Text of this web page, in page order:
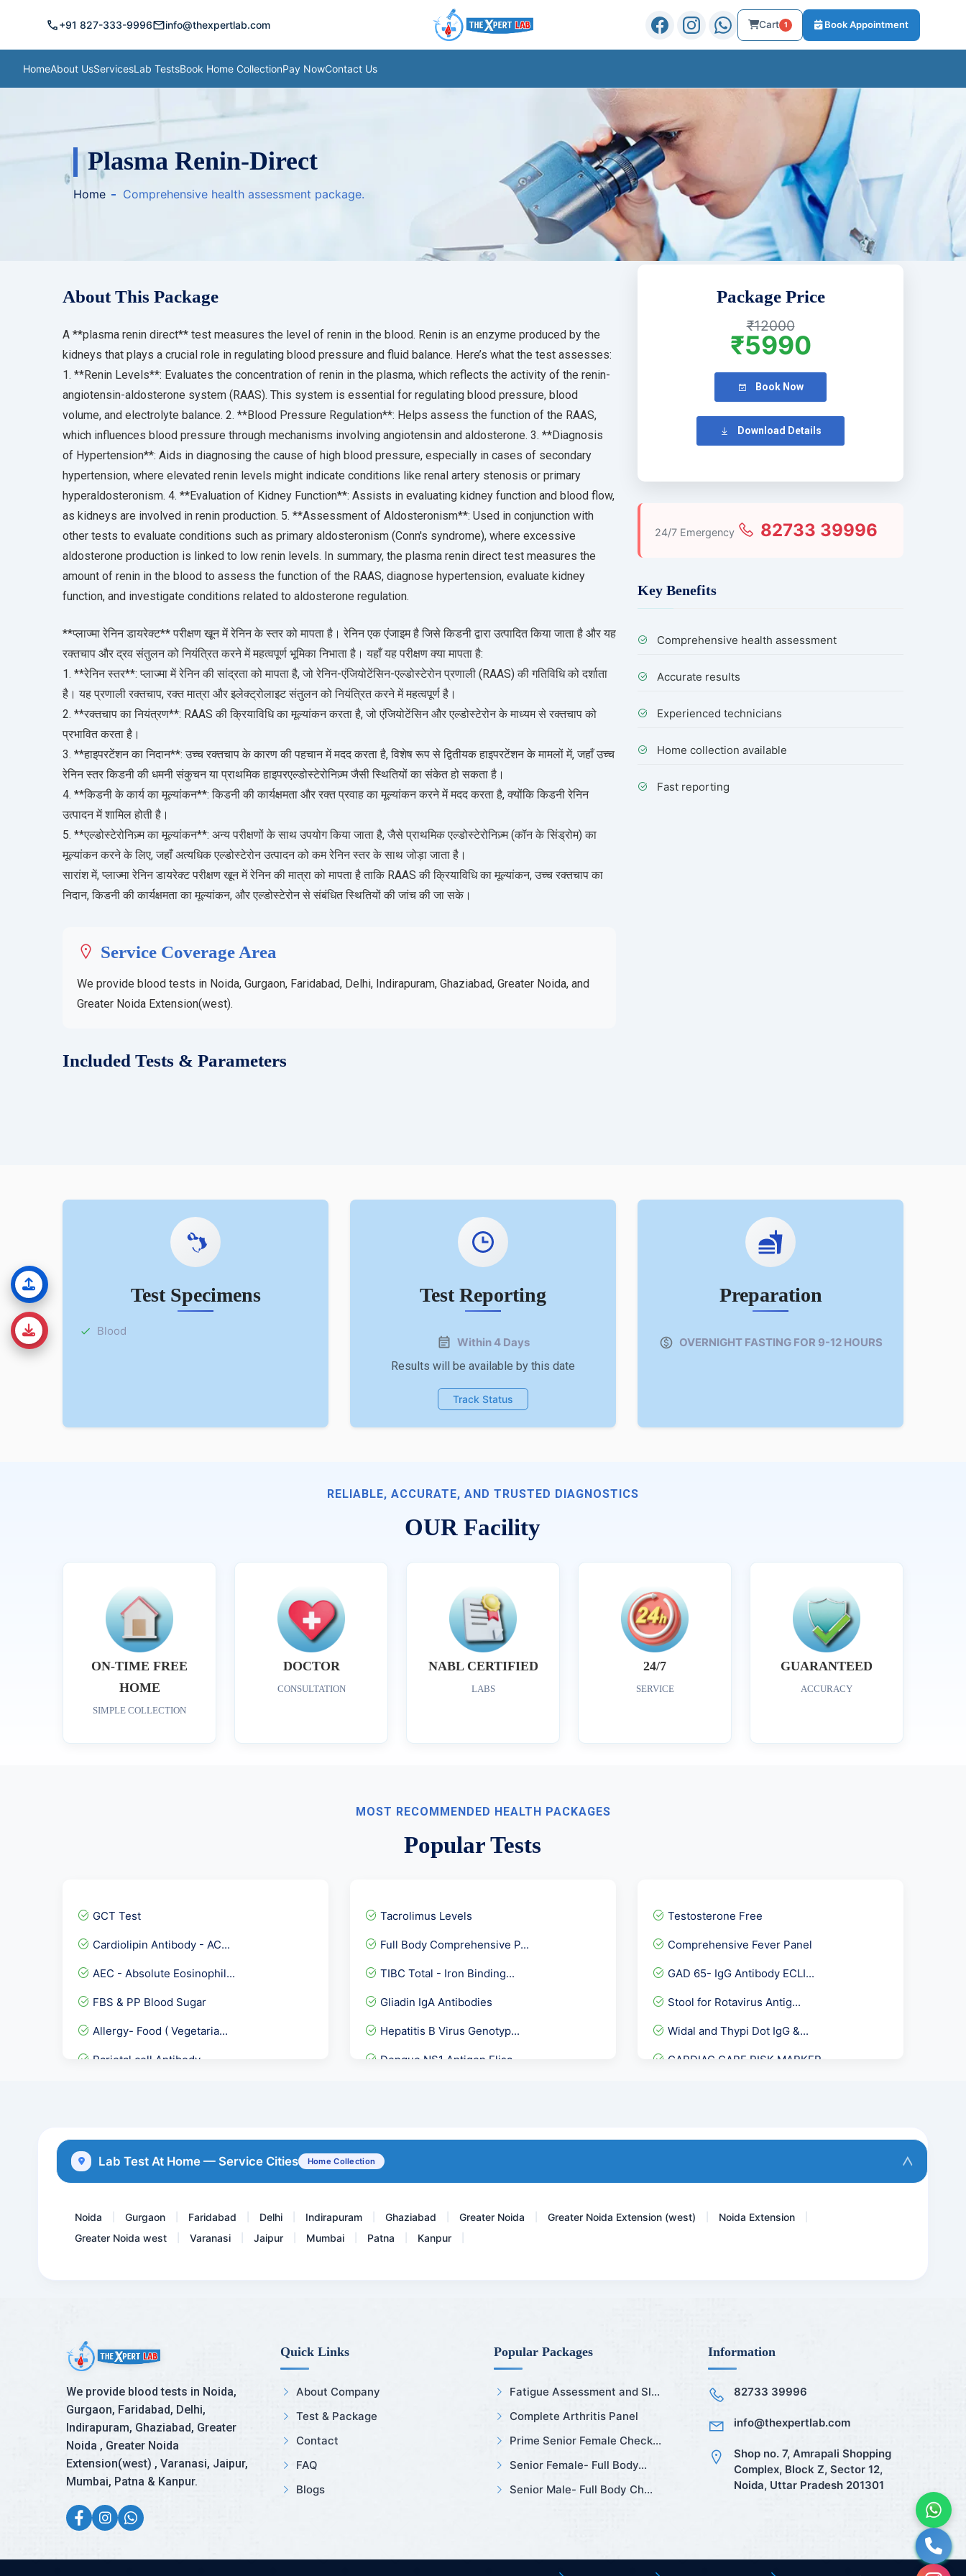
call+91 827-333-9996mailinfo@thexpertlab.com Cart 1 Book Appointment
HomeAbout UsServicesLab TestsBook Home CollectionPay NowContact Us
Plasma Renin-Direct
Home Comprehensive health assessment package.
About This Package
A **plasma renin direct** test measures the level of renin in the blood. Renin is an enzyme produced by the
kidneys that plays a crucial role in regulating blood pressure and fluid balance. Here’s what the test assesses:
1. **Renin Levels**: Evaluates the concentration of renin in the plasma, which reflects the activity of the renin-
angiotensin-aldosterone system (RAAS). This system is essential for regulating blood pressure, blood
volume, and electrolyte balance. 2. **Blood Pressure Regulation**: Helps assess the function of the RAAS,
which influences blood pressure through mechanisms involving angiotensin and aldosterone. 3. **Diagnosis
of Hypertension**: Aids in diagnosing the cause of high blood pressure, especially in cases of secondary
hypertension, where elevated renin levels might indicate conditions like renal artery stenosis or primary
hyperaldosteronism. 4. **Evaluation of Kidney Function**: Assists in evaluating kidney function and blood flow,
as kidneys are involved in renin production. 5. **Assessment of Aldosteronism**: Used in conjunction with
other tests to evaluate conditions such as primary aldosteronism (Conn's syndrome), where excessive
aldosterone production is linked to low renin levels. In summary, the plasma renin direct test measures the
amount of renin in the blood to assess the function of the RAAS, diagnose hypertension, evaluate kidney
function, and investigate conditions related to aldosterone regulation.
**प्लाज्मा रेनिन डायरेक्ट** परीक्षण खून में रेनिन के स्तर को मापता है। रेनिन एक एंजाइम है जिसे किडनी द्वारा उत्पादित किया जाता है और यह
रक्तचाप और द्रव संतुलन को नियंत्रित करने में महत्वपूर्ण भूमिका निभाता है। यहाँ यह परीक्षण क्या मापता है:
1. **रेनिन स्तर**: प्लाज्मा में रेनिन की सांद्रता को मापता है, जो रेनिन-एंजियोटेंसिन-एल्डोस्टेरोन प्रणाली (RAAS) की गतिविधि को दर्शाता
है। यह प्रणाली रक्तचाप, रक्त मात्रा और इलेक्ट्रोलाइट संतुलन को नियंत्रित करने में महत्वपूर्ण है।
2. **रक्तचाप का नियंत्रण**: RAAS की क्रियाविधि का मूल्यांकन करता है, जो एंजियोटेंसिन और एल्डोस्टेरोन के माध्यम से रक्तचाप को
प्रभावित करता है।
3. **हाइपरटेंशन का निदान**: उच्च रक्तचाप के कारण की पहचान में मदद करता है, विशेष रूप से द्वितीयक हाइपरटेंशन के मामलों में, जहाँ उच्च
रेनिन स्तर किडनी की धमनी संकुचन या प्राथमिक हाइपरएल्डोस्टेरोनिज़्म जैसी स्थितियों का संकेत हो सकता है।
4. **किडनी के कार्य का मूल्यांकन**: किडनी की कार्यक्षमता और रक्त प्रवाह का मूल्यांकन करने में मदद करता है, क्योंकि किडनी रेनिन
उत्पादन में शामिल होती है।
5. **एल्डोस्टेरोनिज़्म का मूल्यांकन**: अन्य परीक्षणों के साथ उपयोग किया जाता है, जैसे प्राथमिक एल्डोस्टेरोनिज़्म (कॉन के सिंड्रोम) का
मूल्यांकन करने के लिए, जहाँ अत्यधिक एल्डोस्टेरोन उत्पादन को कम रेनिन स्तर के साथ जोड़ा जाता है।
सारांश में, प्लाज्मा रेनिन डायरेक्ट परीक्षण खून में रेनिन की मात्रा को मापता है ताकि RAAS की क्रियाविधि का मूल्यांकन, उच्च रक्तचाप का
निदान, किडनी की कार्यक्षमता का मूल्यांकन, और एल्डोस्टेरोन से संबंधित स्थितियों की जांच की जा सके।
Service Coverage Area
We provide blood tests in Noida, Gurgaon, Faridabad, Delhi, Indirapuram, Ghaziabad, Greater Noida, and
Greater Noida Extension(west).
Included Tests & Parameters
Package Price
₹12000
₹5990
Book Now
Download Details
24/7 Emergency 82733 39996
Key Benefits
Comprehensive health assessment
Accurate results
Experienced technicians
Home collection available
Fast reporting
Test Specimens
Blood
Test Reporting
Within 4 Days
Results will be available by this date
Track Status
Preparation
OVERNIGHT FASTING FOR 9-12 HOURS
RELIABLE, ACCURATE, AND TRUSTED DIAGNOSTICS
OUR Facility
ON-TIME FREE
HOME
SIMPLE COLLECTION
DOCTOR
CONSULTATION
NABL CERTIFIED
LABS
24/7
SERVICE
GUARANTEED
ACCURACY
MOST RECOMMENDED HEALTH PACKAGES
Popular Tests
GCT Test
Cardiolipin Antibody - AC...
AEC - Absolute Eosinophil...
FBS & PP Blood Sugar
Allergy- Food ( Vegetaria...
Parietal cell Antibody
Tacrolimus Levels
Full Body Comprehensive P...
TIBC Total - Iron Binding...
Gliadin IgA Antibodies
Hepatitis B Virus Genotyp...
Dengue NS1 Antigen Elisa
Testosterone Free
Comprehensive Fever Panel
GAD 65- IgG Antibody ECLI...
Stool for Rotavirus Antig...
Widal and Thypi Dot IgG &...
CARDIAC CARE RISK MARKER-...
Lab Test At Home — Service Cities Home Collection
Noida Gurgaon Faridabad Delhi Indirapuram Ghaziabad Greater Noida Greater Noida Extension (west) Noida Extension
Greater Noida west Varanasi Jaipur Mumbai Patna Kanpur
We provide blood tests in Noida,
Gurgaon, Faridabad, Delhi,
Indirapuram, Ghaziabad, Greater
Noida , Greater Noida
Extension(west) , Varanasi, Jaipur,
Mumbai, Patna & Kanpur.
Quick Links
About Company
Test & Package
Contact
FAQ
Blogs
Popular Packages
Fatigue Assessment and Sl...
Complete Arthritis Panel
Prime Senior Female Check...
Senior Female- Full Body...
Senior Male- Full Body Ch...
Information
82733 39996
info@thexpertlab.com
Shop no. 7, Amrapali Shopping
Complex, Block Z, Sector 12,
Noida, Uttar Pradesh 201301